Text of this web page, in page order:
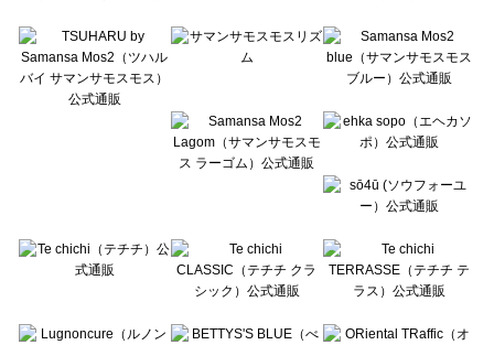
Lugnoncure（ルノンキュール）の一覧
BETTY'S BLUE（べティーズブルー）の一覧
Wpc.（ワールドパーティー）の一覧